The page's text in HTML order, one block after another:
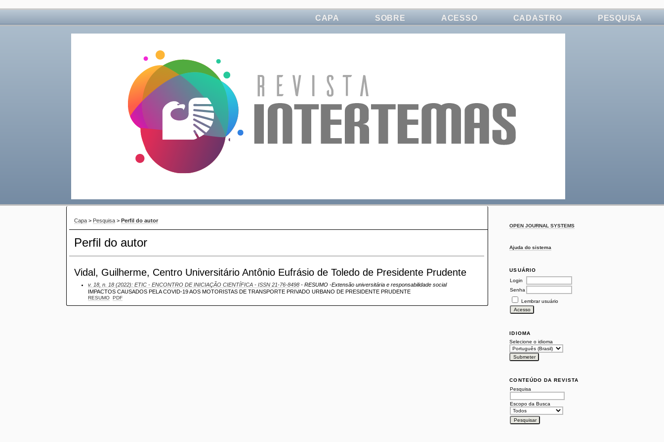
OPEN JOURNAL SYSTEMS
Ajuda do sistema
USUÁRIO
Login
Senha
Lembrar usuário
IDIOMA
Selecione o idioma
CONTEÚDO DA REVISTA
Pesquisa
Escopo da Busca
CAPA SOBRE ACESSO CADASTRO PESQUISA
Capa > Pesquisa >Perfil do autor
Perfil do autor
Vidal, Guilherme, Centro Universitário Antônio Eufrásio de Toledo de Presidente Prudente
v. 18, n. 18 (2022): ETIC - ENCONTRO DE INICIAÇÃO CIENTÍFICA - ISSN 21-76-8498 - RESUMO -Extensão universitária e responsabilidade social
IMPACTOS CAUSADOS PELA COVID-19 AOS MOTORISTAS DE TRANSPORTE PRIVADO URBANO DE PRESIDENTE PRUDENTE
RESUMO PDF